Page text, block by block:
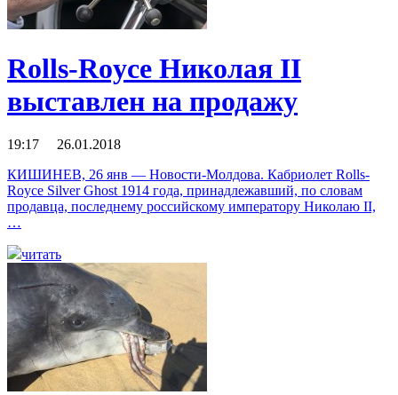
Rolls-Royce Николая II
выставлен на продажу
19:17 26.01.2018
КИШИНЕВ, 26 янв — Новости-Молдова. Кабриолет Rolls-
Royce Silver Ghost 1914 года, принадлежавший, по словам
продавца, последнему российскому императору Николаю II,
…
читать